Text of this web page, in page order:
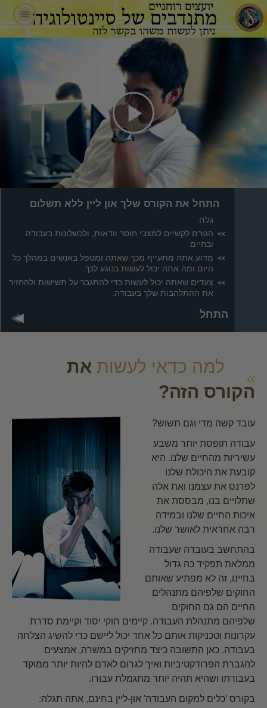
Play
Video
התחל את הקורס שלך און ליין ללא תשלום
גלה:
הגורם לקשיים למצבי חוסר וודאות, ולכשלונות בעבודה
ובחיים.
מדוע אתה מתעייף מכך שאתה ומטפל באנשים במהלך כל
היום ומה אתה יכול לעשות בנוגע לכך.
צעדים שאתה יכול לעשות כדי להתגבר על תשישות ולהחזיר
את ההתלהבות שלך בעבודה.
התחל
למה כדאי לעשות את
הקורס הזה?
עובד קשה מדי וגם תשוש?
עבודה תופסת יותר משבע
עשיריות מהחיים שלנו. היא
קובעת את היכולת שלנו
לפרנס את עצמנו ואת אלה
שתלויים בנו, מבססת את
איכות החיים שלנו ובמידה
רבה אחראית לאושר שלנו.
בהתחשב בעובדה שעבודה
ממלאת תפקיד כה גדול
בחיינו, זה לא מפתיע שאותם
החוקים שלפיהם מתנהלים
החיים הם גם החוקים
שלפיהם מתנהלת העבודה. קיימים חוקי יסוד וקיימת סדרת
עקרונות וטכניקות אותם כל אחד יכול ליישם כדי להשיג הצלחה
בעבודה. כאן התשובה כיצד מחזיקים במשרה, אמצעים
להגברת הפרודקטיביות ואיך לגרום לאדם להיות יותר ממוקד
בעבודתו ושהיא תהיה יותר מתגמלת עבורו.
בקורס 'כלים למקום העבודה' און-ליין בחינם, אתה תגלה: